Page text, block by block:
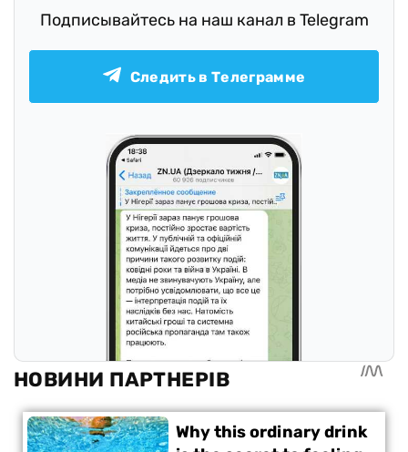
Подписывайтесь на наш канал в Telegram
Следить в Телеграмме